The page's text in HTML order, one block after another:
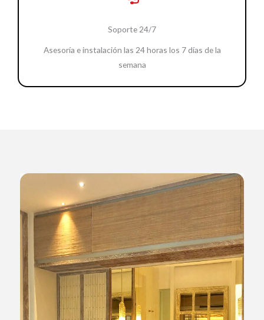
Soporte 24/7
Asesoría e instalación las 24 horas los 7 días de la
semana